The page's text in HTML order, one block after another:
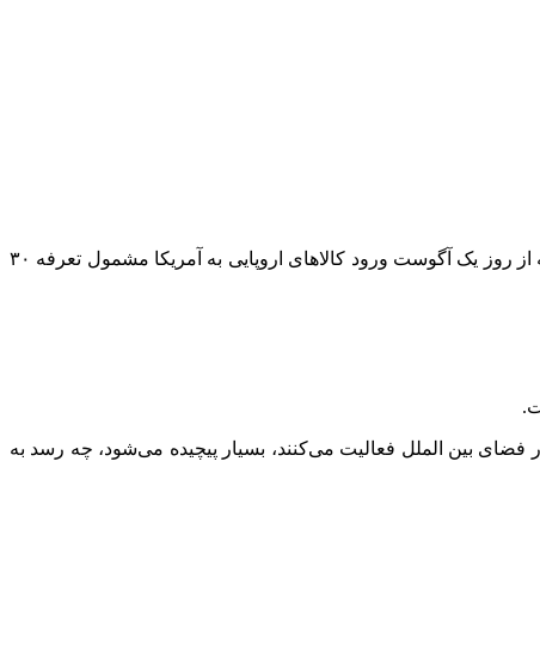
، رئیس کمیسیون اروپایی، اعلام کرد که از روز یک آگوست ورود کالاهای اروپایی به آمریکا مشمول تعرفه ۳۰
.
فضای بین الملل فعالیت می‌کنند، بسیار پیچیده می‌شود، چه رسد به